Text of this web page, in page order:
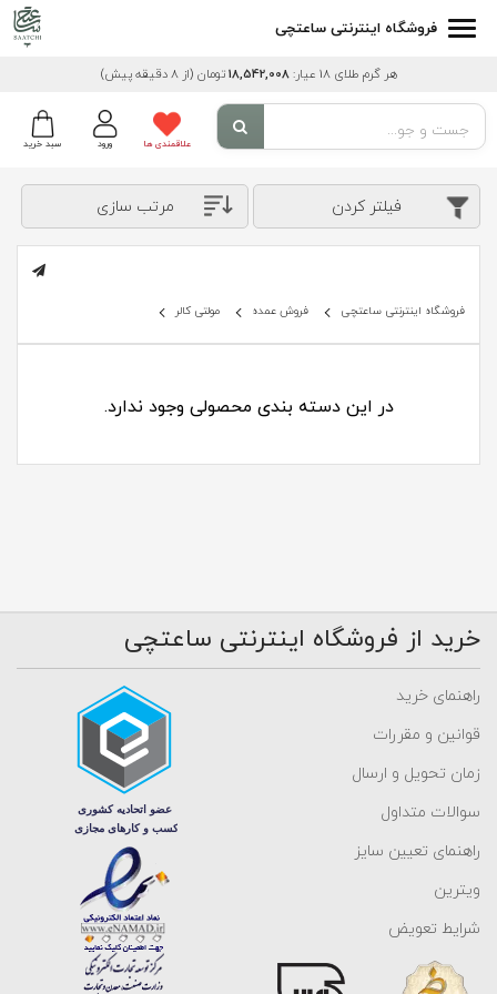
فروشگاه اینترنتی ساعتچی
هر گرم طلای 18 عیار: 18,542,008تومان (از 8 دقیقه پیش)
سبد خرید ورود علاقمندی ها
فیلتر کردن مرتب سازی
فروشگاه اینترنتی ساعتچی فروش عمده مولتی کالر
در این دسته بندی محصولی وجود ندارد.
خرید از فروشگاه اینترنتی ساعتچی
راهنمای خرید
قوانین و مقررات
زمان تحویل و ارسال
سوالات متداول
راهنمای تعیین سایز
ویترین
شرایط تعویض